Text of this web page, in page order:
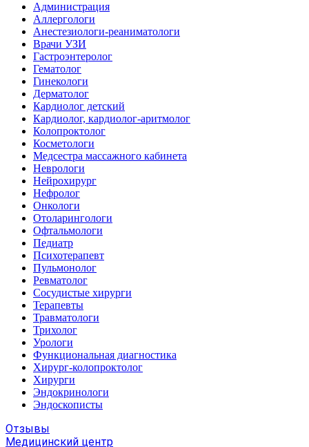
Администрация
Аллергологи
Анестезиологи-реаниматологи
Врачи УЗИ
Гастроэнтеролог
Гематолог
Гинекологи
Дерматолог
Кардиолог детский
Кардиолог, кардиолог-аритмолог
Колопроктолог
Косметологи
Медсестра массажного кабинета
Неврологи
Нейрохирург
Нефролог
Онкологи
Отоларингологи
Офтальмологи
Педиатр
Психотерапевт
Пульмонолог
Ревматолог
Сосудистые хирурги
Терапевты
Травматологи
Трихолог
Урологи
Функциональная диагностика
Хирург-колопроктолог
Хирурги
Эндокринологи
Эндоскописты
Отзывы
Медицинский центр